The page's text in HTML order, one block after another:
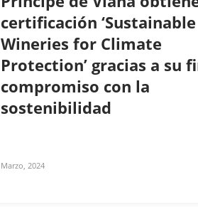
certificación ‘Sustainable
Wineries for Climate
Protection’ gracias a su
compromiso con la
sostenibilidad
Marzo, 2024